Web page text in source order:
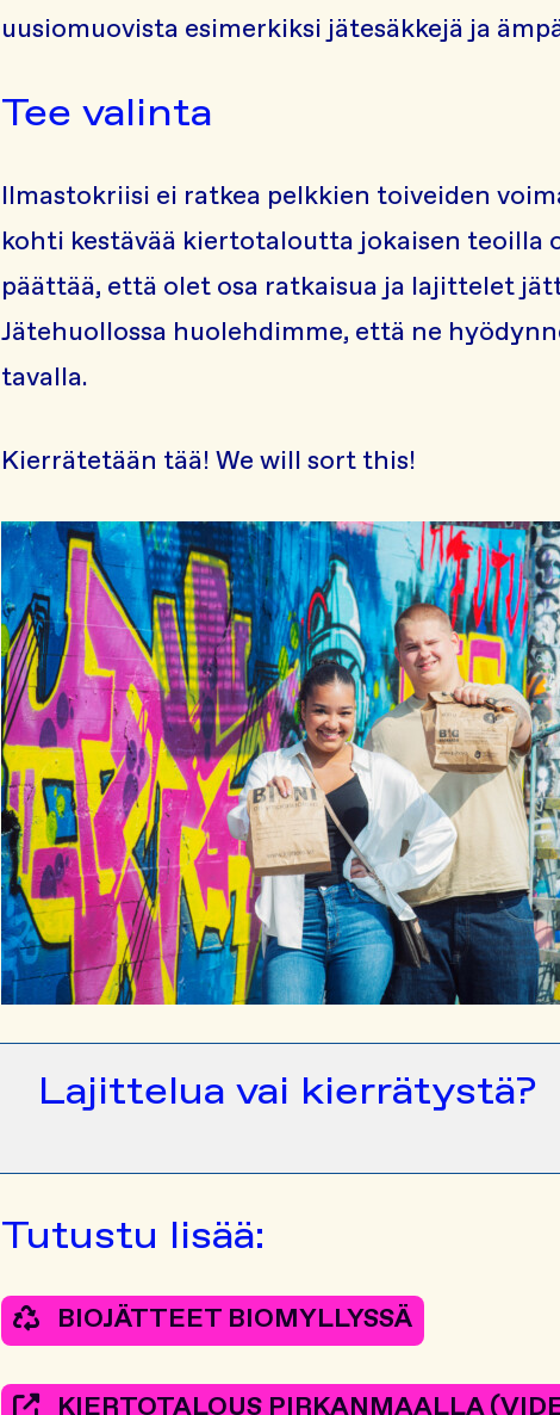
uusiomuovista esimerkiksi jätesäkkejä ja
Tee valinta
Ilmastokriisi ei ratkea pelkkien toiveiden
kohti kestävää kiertotaloutta jokaisen teoilla
päättää, että olet osa ratkaisua ja lajittelet
Jätehuollossa huolehdimme, että ne
tavalla.
Kierrätetään tää! We will sort this!
Lajittelua vai kierrätystä?
Tutustu lisää:
BIOJÄTTEET BIOMYLLYSSÄ
KIERTOTALOUS PIRKANMAALLA